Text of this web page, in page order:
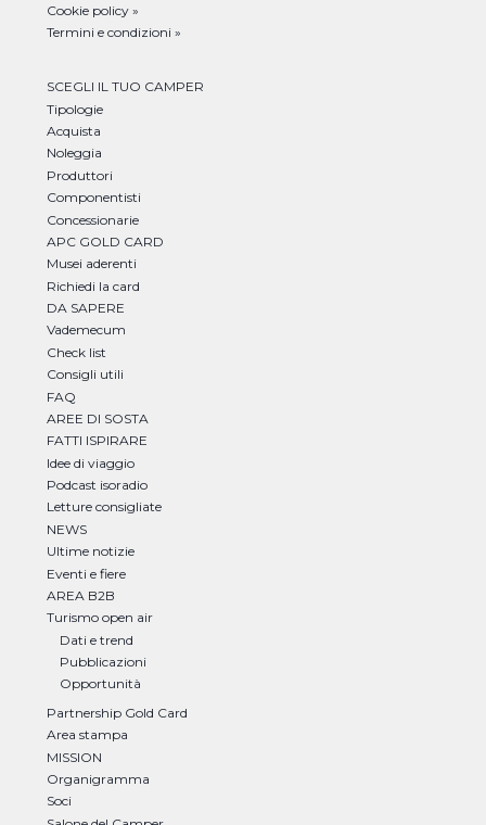
Cookie policy »
Termini e condizioni »
SCEGLI IL TUO CAMPER
Tipologie
Acquista
Noleggia
Produttori
Componentisti
Concessionarie
APC GOLD CARD
Musei aderenti
Richiedi la card
DA SAPERE
Vademecum
Check list
Consigli utili
FAQ
AREE DI SOSTA
FATTI ISPIRARE
Idee di viaggio
Podcast isoradio
Letture consigliate
NEWS
Ultime notizie
Eventi e fiere
AREA B2B
Turismo open air
Dati e trend
Pubblicazioni
Opportunità
Partnership Gold Card
Area stampa
MISSION
Organigramma
Soci